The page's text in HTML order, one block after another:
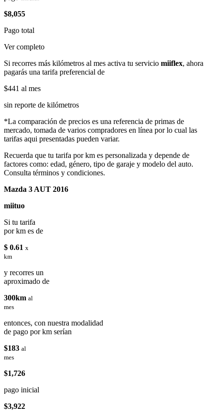
$8,055
Pago total
Ver completo
Si recorres más kilómetros al mes activa tu servicio miiflex, ahora
pagarás una tarifa preferencial de
$441 al mes
sin reporte de kilómetros
*La comparación de precios es una referencia de primas de
mercado, tomada de varios compradores en línea por lo cual las
tarifas aqui presentadas pueden variar.
Recuerda que tu tarifa por km es personalizada y depende de
factores como: edad, género, tipo de garaje y modelo del auto.
Consulta términos y condiciones.
Mazda 3 AUT 2016
miituo
Si tu tarifa
por km es de
$ 0.61 x
km
y recorres un
aproximado de
300km al
mes
entonces, con nuestra modalidad
de pago por km serían
$183 al
mes
$1,726
pago inicial
$3,922